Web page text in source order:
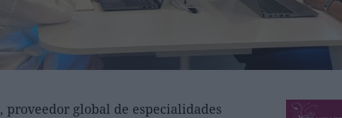
, proveedor global de especialidades